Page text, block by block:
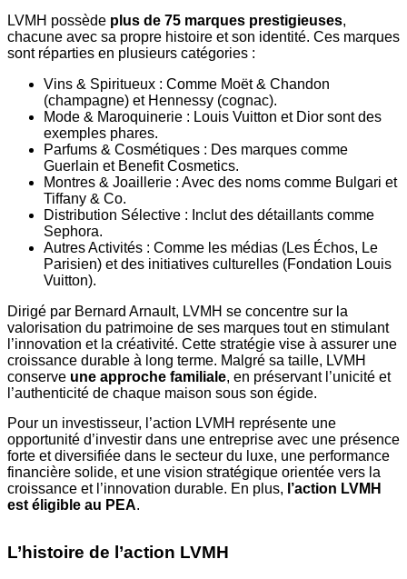
LVMH possède plus de 75 marques prestigieuses,
chacune avec sa propre histoire et son identité. Ces marques
sont réparties en plusieurs catégories :
Vins & Spiritueux : Comme Moët & Chandon
(champagne) et Hennessy (cognac).
Mode & Maroquinerie : Louis Vuitton et Dior sont des
exemples phares.
Parfums & Cosmétiques : Des marques comme
Guerlain et Benefit Cosmetics.
Montres & Joaillerie : Avec des noms comme Bulgari et
Tiffany & Co.
Distribution Sélective : Inclut des détaillants comme
Sephora.
Autres Activités : Comme les médias (Les Échos, Le
Parisien) et des initiatives culturelles (Fondation Louis
Vuitton).
Dirigé par Bernard Arnault, LVMH se concentre sur la
valorisation du patrimoine de ses marques tout en stimulant
l’innovation et la créativité. Cette stratégie vise à assurer une
croissance durable à long terme. Malgré sa taille, LVMH
conserve une approche familiale, en préservant l’unicité et
l’authenticité de chaque maison sous son égide.
Pour un investisseur, l’action LVMH représente une
opportunité d’investir dans une entreprise avec une présence
forte et diversifiée dans le secteur du luxe, une performance
financière solide, et une vision stratégique orientée vers la
croissance et l’innovation durable. En plus, l’action LVMH
est éligible au PEA.
L’histoire de l’action LVMH